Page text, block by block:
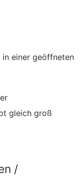
einer geöffneten
gleich groß
/